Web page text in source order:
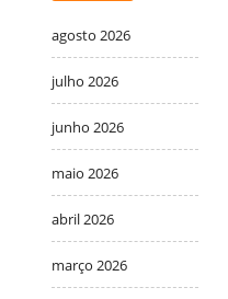
agosto 2026
julho 2026
junho 2026
maio 2026
abril 2026
março 2026